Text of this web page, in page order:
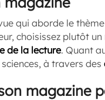
qui aborde le
choisissez plutôt un
de la lecture. Quant
à travers des
magazine